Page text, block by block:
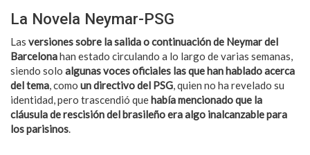
La Novela Neymar-PSG
Las versiones sobre la salida o continuación de Neymar del
Barcelonahan estado circulando a lo largo de varias semanas,
siendo solo algunas voces oficiales las que han hablado acerca
del tema, como un directivo del PSG, quien no ha revelado su
identidad, pero trascendió quehabía mencionado que la
cláusula de rescisión del brasileño era algo inalcanzable para
los parisinos.